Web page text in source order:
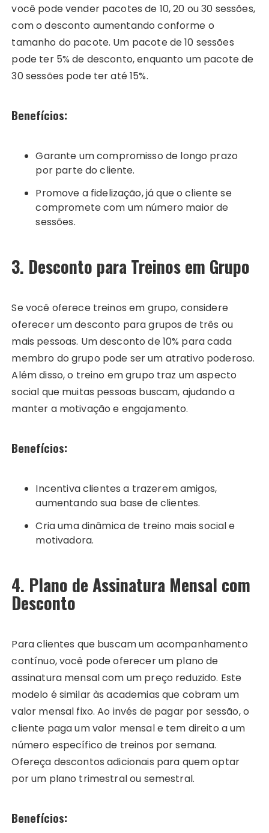
você pode vender pacotes de 10, 20 ou 30 sessões,
com o desconto aumentando conforme o
tamanho do pacote. Um pacote de 10 sessões
pode ter 5% de desconto, enquanto um pacote de
30 sessões pode ter até 15%.
Benefícios:
Garante um compromisso de longo prazo
por parte do cliente.
Promove a fidelização, já que o cliente se
compromete com um número maior de
sessões.
3. Desconto para Treinos em Grupo
Se você oferece treinos em grupo, considere
oferecer um desconto para grupos de três ou
mais pessoas. Um desconto de 10% para cada
membro do grupo pode ser um atrativo poderoso.
Além disso, o treino em grupo traz um aspecto
social que muitas pessoas buscam, ajudando a
manter a motivação e engajamento.
Benefícios:
Incentiva clientes a trazerem amigos,
aumentando sua base de clientes.
Cria uma dinâmica de treino mais social e
motivadora.
4. Plano de Assinatura Mensal com
Desconto
Para clientes que buscam um acompanhamento
contínuo, você pode oferecer um plano de
assinatura mensal com um preço reduzido. Este
modelo é similar às academias que cobram um
valor mensal fixo. Ao invés de pagar por sessão, o
cliente paga um valor mensal e tem direito a um
número específico de treinos por semana.
Ofereça descontos adicionais para quem optar
por um plano trimestral ou semestral.
Benefícios: